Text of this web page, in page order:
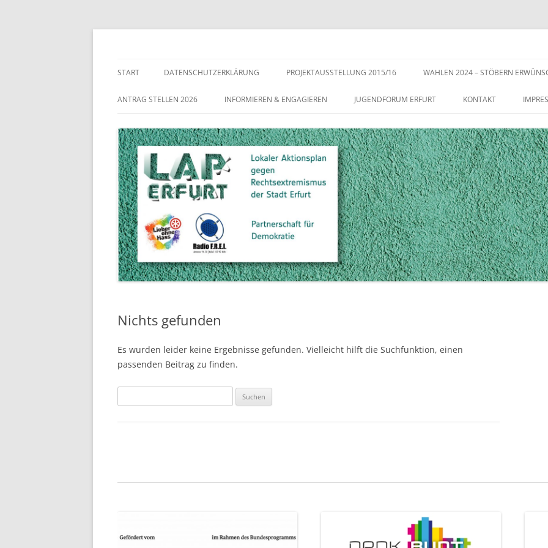
Inhalt
START DATENSCHUTZERKLÄRUNG PROJEKTAUSSTELLUNG 2015/16 WAHLEN 2024 – STÖBERN
ANTRAG STELLEN 2026 INFORMIEREN & ENGAGIEREN JUGENDFORUM ERFURT KONTAKT
Nichts gefunden
Es wurden leider keine Ergebnisse gefunden. Vielleicht hilft die Suchfunktion, einen
passenden Beitrag zu finden.
nach: